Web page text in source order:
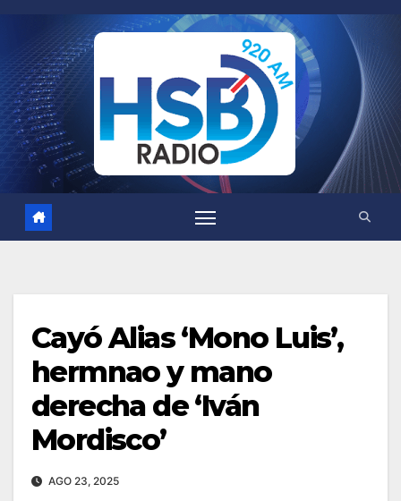
contenido
Cayó Alias ‘Mono Luis’,
hermnao y mano
derecha de ‘Iván
Mordisco’
AGO 23, 2025